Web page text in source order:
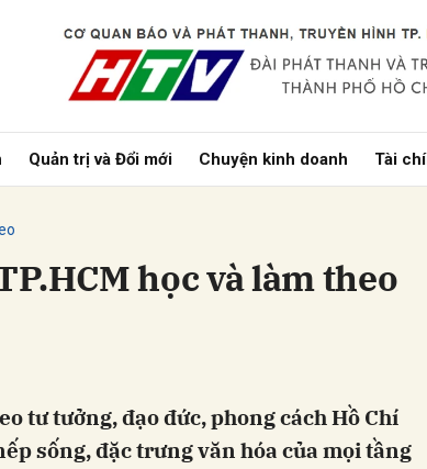
Quản trị và Đổi mới Chuyện kinh doanh Tài
học và làm theo
tư tưởng, đạo đức, phong cách Hồ Chí
sống, đặc trưng văn hóa của mọi tầng